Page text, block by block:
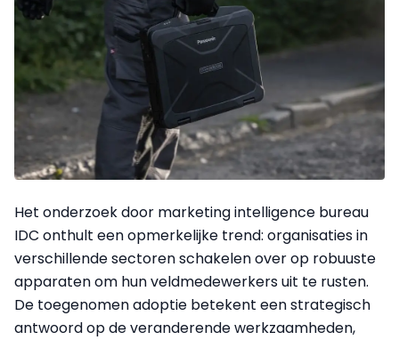
Het onderzoek door marketing intelligence bureau
IDC onthult een opmerkelijke trend: organisaties in
verschillende sectoren schakelen over op robuuste
apparaten om hun veldmedewerkers uit te rusten.
De toegenomen adoptie betekent een strategisch
antwoord op de veranderende werkzaamheden,